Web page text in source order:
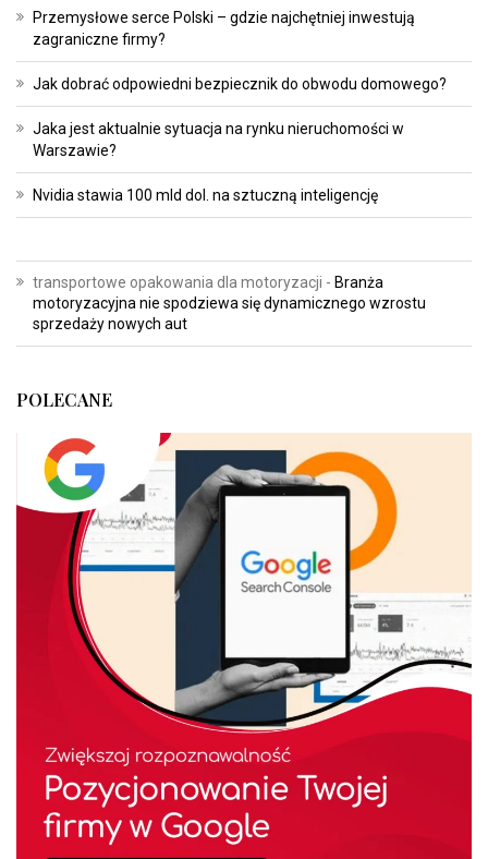
Przemysłowe serce Polski – gdzie najchętniej inwestują
zagraniczne firmy?
Jak dobrać odpowiedni bezpiecznik do obwodu domowego?
Jaka jest aktualnie sytuacja na rynku nieruchomości w
Warszawie?
Nvidia stawia 100 mld dol. na sztuczną inteligencję
transportowe opakowania dla motoryzacji - Branża
motoryzacyjna nie spodziewa się dynamicznego wzrostu
sprzedaży nowych aut
POLECANE